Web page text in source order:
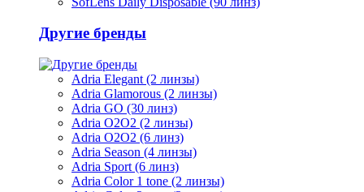
Другие бренды
Adria Elegant (2 линзы)
Adria Glamorous (2 линзы)
Adria GO (30 линз)
Adria O2O2 (2 линзы)
Adria O2O2 (6 линз)
Adria Season (4 линзы)
Adria Sport (6 линз)
Adria Сolor 1 tone (2 линзы)